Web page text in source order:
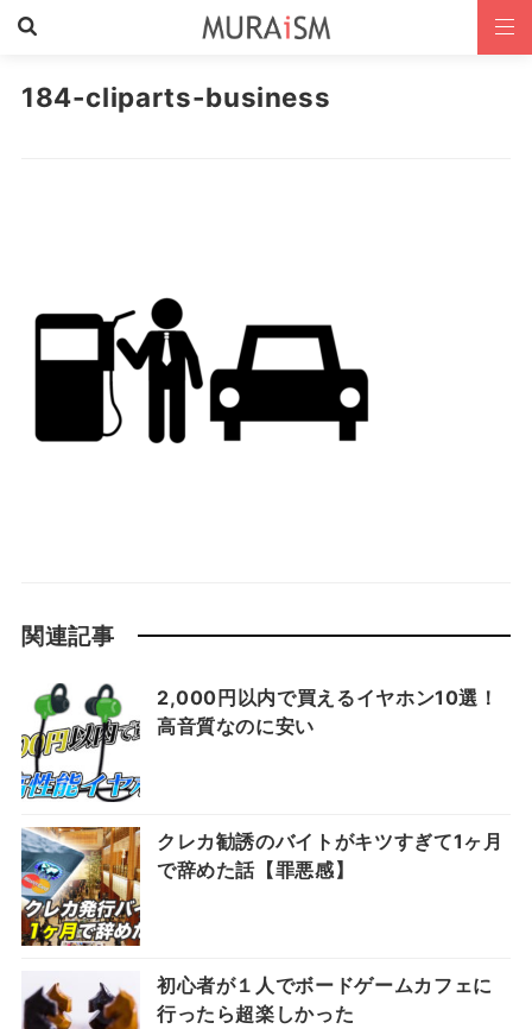
184-cliparts-business
関連記事
2,000円以内で買えるイヤホン10選！
高音質なのに安い
クレカ勧誘のバイトがキツすぎて1ヶ月
で辞めた話【罪悪感】
初心者が１人でボードゲームカフェに
行ったら超楽しかった